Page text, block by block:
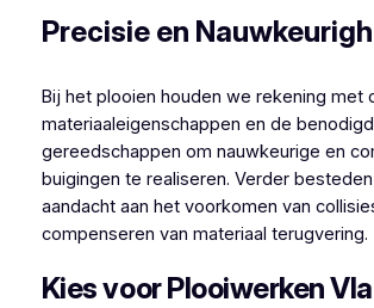
Precisie en
Bij het plooien houden we rekening met
materiaaleigenschappen en de
gereedschappen om nauwkeurige en
buigingen te realiseren. Verder
aandacht aan het voorkomen van
compenseren van materiaal terugvering.
Kies voor Plooiwerken